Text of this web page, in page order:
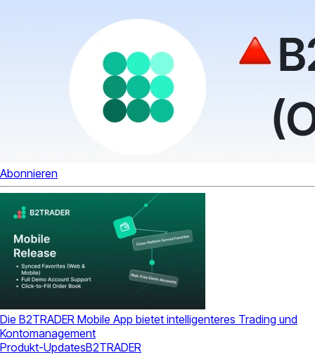
Abonnieren
Die B2TRADER Mobile App bietet intelligenteres Trading und
Kontomanagement
Produkt-UpdatesB2TRADER